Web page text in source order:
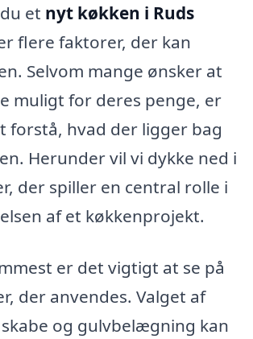
et nyt køkken i Ruds
flere faktorer, der kan
Selvom mange ønsker at
muligt for deres penge, er
forstå, hvad der ligger bag
Herunder vil vi dykke ned i
der spiller en central rolle i
af et køkkenprojekt.
er det vigtigt at se på
der anvendes. Valget af
og gulvbelægning kan